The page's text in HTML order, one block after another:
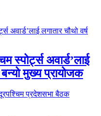
स्पोर्ट्स अवार्ड’लाई
बन्यो मुख्य प्रायोजक